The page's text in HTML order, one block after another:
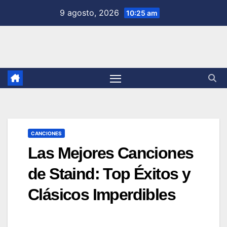
9 agosto, 2026 10:25 am
CANCIONES
Las Mejores Canciones
de Staind: Top Éxitos y
Clásicos Imperdibles